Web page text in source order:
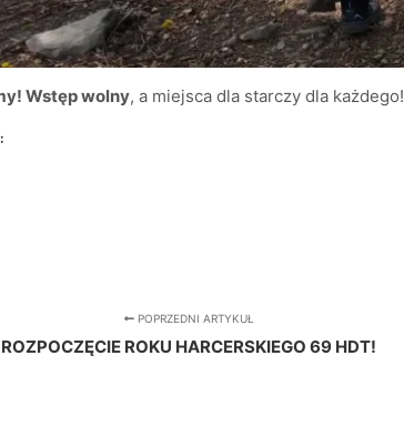
Wstęp wolny, a miejsca dla starczy dla każdego!
POPRZEDNI ARTYKUŁ
ROZPOCZĘCIE ROKU HARCERSKIEGO 69 HDT!